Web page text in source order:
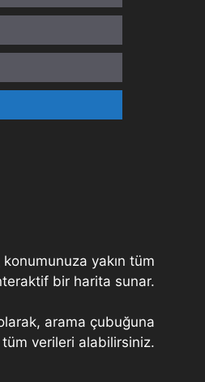
yakın tüm
bir harita sunar.
arama çubuğuna
verileri alabilirsiniz.